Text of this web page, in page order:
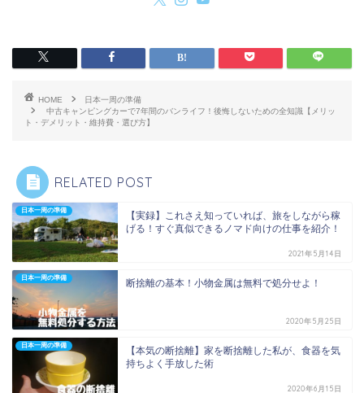
HOME
日本一周の準備
中古キャンピングカーで7年間のバンライフ！後悔しないための全知識【メリッ
ト・デメリット・維持費・選び方】
RELATED POST
日本一周の準備
【実録】これさえ知っていれば、旅をしながら稼
げる！すぐ真似できるノマド向けの仕事を紹介！
2021年5月14日
日本一周の準備 断捨離の基本！小物金属は無料で処分せよ！
2020年5月25日
日本一周の準備
【本気の断捨離】家を断捨離した私が、食器を気
持ちよく手放した術
2020年6月15日